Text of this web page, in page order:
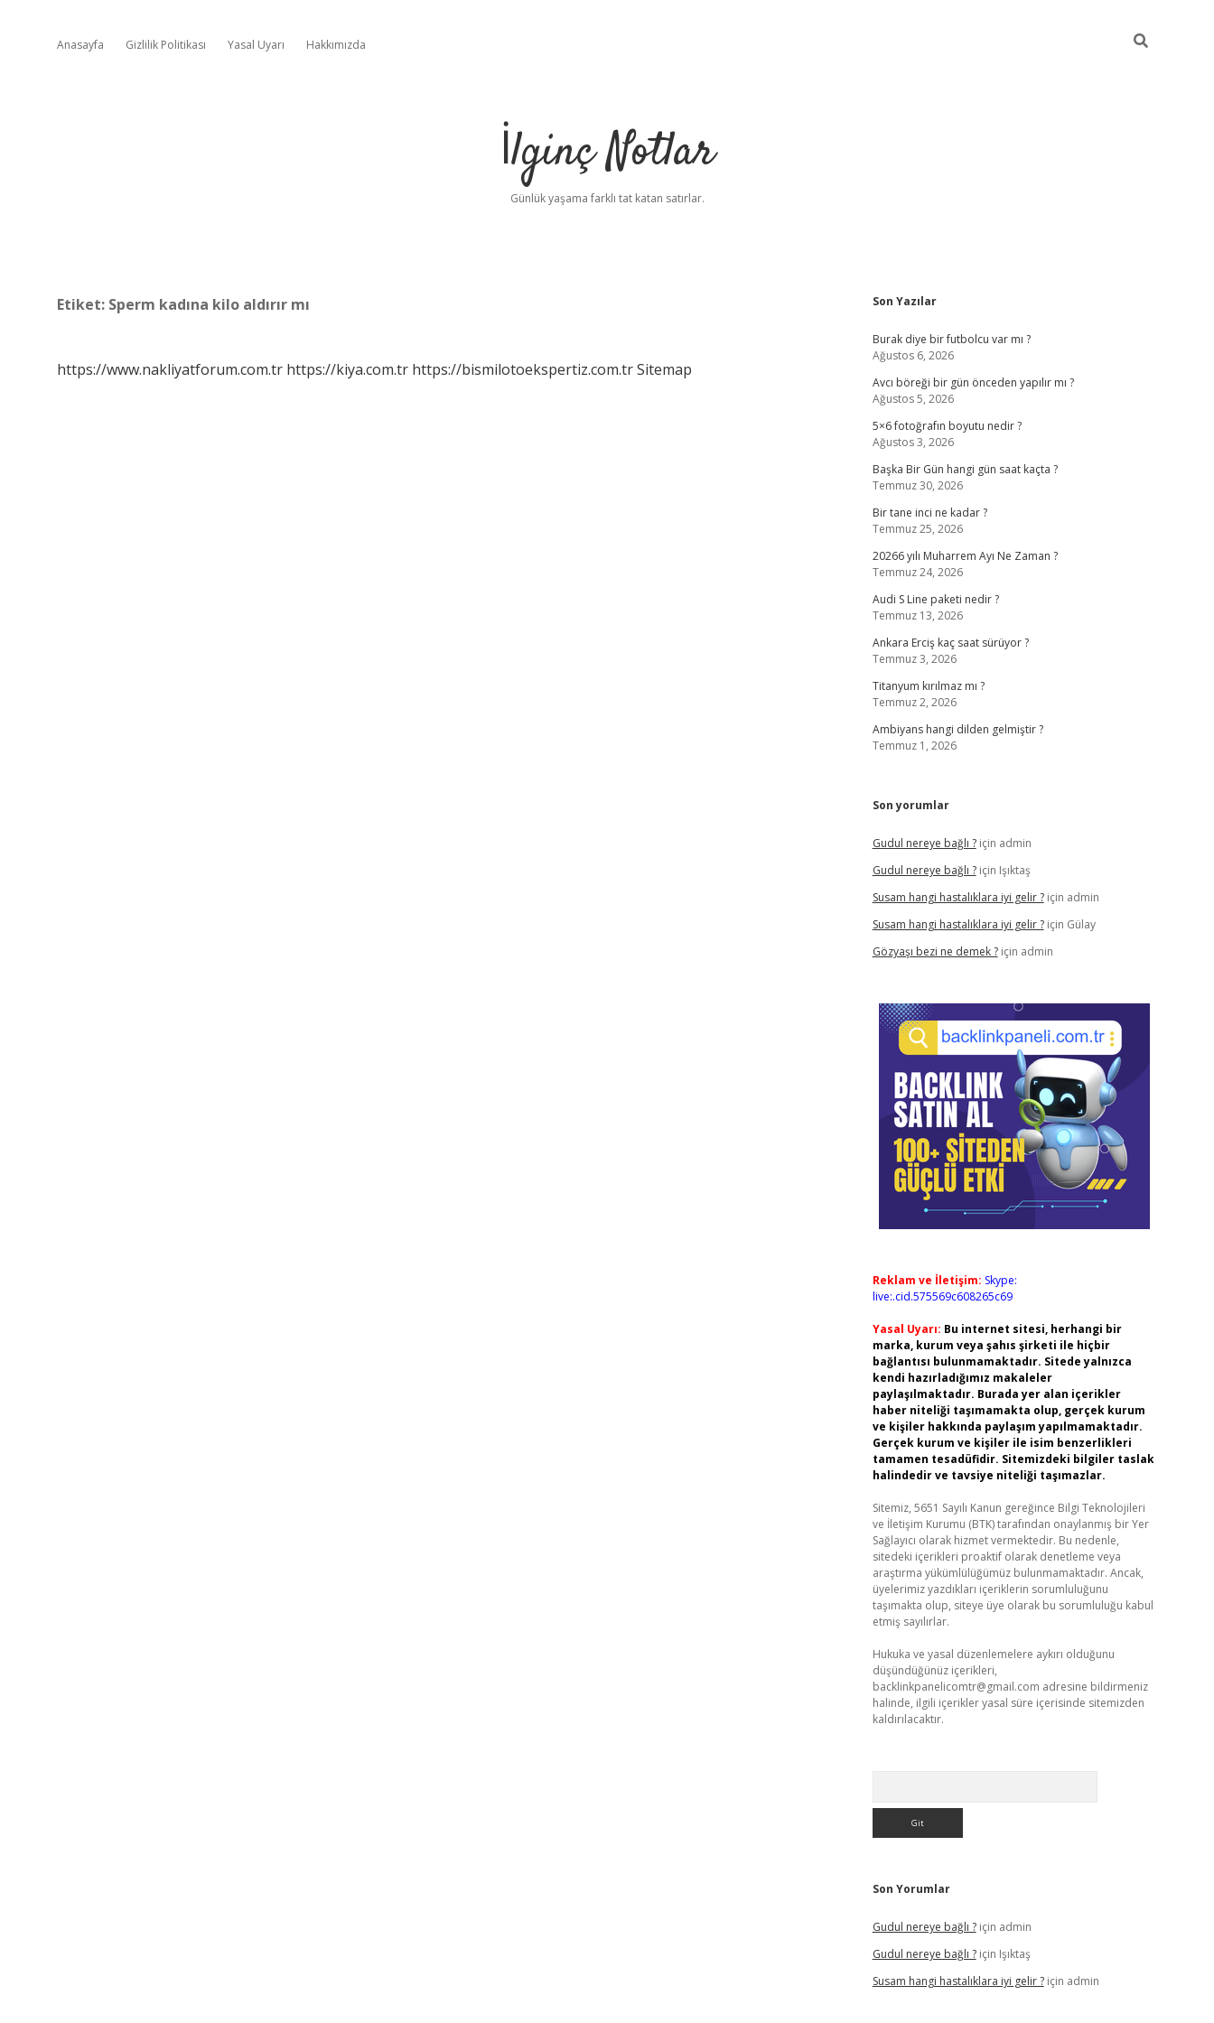
Anasayfa Gizlilik Politikası Yasal Uyarı Hakkımızda
İlginç Notlar
Günlük yaşama farklı tat katan satırlar.
Etiket: Sperm kadına kilo aldırır mı
https://www.nakliyatforum.com.tr https://kiya.com.tr https://bismilotoekspertiz.com.trSitemap
Sidebar
Son Yazılar
Burak diye bir futbolcu var mı ?
Ağustos 6, 2026
Avcı böreği bir gün önceden yapılır mı ?
Ağustos 5, 2026
5×6 fotoğrafın boyutu nedir ?
Ağustos 3, 2026
Başka Bir Gün hangi gün saat kaçta ?
Temmuz 30, 2026
Bir tane inci ne kadar ?
Temmuz 25, 2026
20266 yılı Muharrem Ayı Ne Zaman ?
Temmuz 24, 2026
Audi S Line paketi nedir ?
Temmuz 13, 2026
Ankara Erciş kaç saat sürüyor ?
Temmuz 3, 2026
Titanyum kırılmaz mı ?
Temmuz 2, 2026
Ambiyans hangi dilden gelmiştir ?
Temmuz 1, 2026
Son yorumlar
Gudul nereye bağlı ?için admin
Gudul nereye bağlı ?için Işıktaş
Susam hangi hastalıklara iyi gelir ?için admin
Susam hangi hastalıklara iyi gelir ?için Gülay
Gözyaşı bezi ne demek ?için admin
Reklam ve İletişim: Skype:
live:.cid.575569c608265c69
Yasal Uyarı: Bu internet sitesi, herhangi bir
marka, kurum veya şahıs şirketi ile hiçbir
bağlantısı bulunmamaktadır. Sitede yalnızca
kendi hazırladığımız makaleler
paylaşılmaktadır. Burada yer alan içerikler
haber niteliği taşımamakta olup, gerçek kurum
ve kişiler hakkında paylaşım yapılmamaktadır.
Gerçek kurum ve kişiler ile isim benzerlikleri
tamamen tesadüfidir. Sitemizdeki bilgiler taslak
halindedir ve tavsiye niteliği taşımazlar.
Sitemiz, 5651 Sayılı Kanun gereğince Bilgi Teknolojileri
ve İletişim Kurumu (BTK) tarafından onaylanmış bir Yer
Sağlayıcı olarak hizmet vermektedir. Bu nedenle,
sitedeki içerikleri proaktif olarak denetleme veya
araştırma yükümlülüğümüz bulunmamaktadır. Ancak,
üyelerimiz yazdıkları içeriklerin sorumluluğunu
taşımakta olup, siteye üye olarak bu sorumluluğu kabul
etmiş sayılırlar.
Hukuka ve yasal düzenlemelere aykırı olduğunu
düşündüğünüz içerikleri,
backlinkpanelicomtr@gmail.com adresine bildirmeniz
halinde, ilgili içerikler yasal süre içerisinde sitemizden
kaldırılacaktır.
Son Yorumlar
Gudul nereye bağlı ?için admin
Gudul nereye bağlı ?için Işıktaş
Susam hangi hastalıklara iyi gelir ?için admin